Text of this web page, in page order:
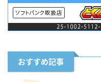
おすすめ記事